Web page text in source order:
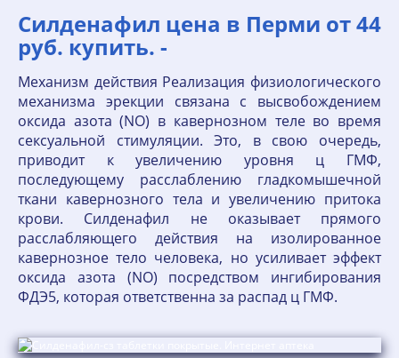
Силденафил цена в Перми от 44
руб. купить. -
Механизм действия Реализация физиологического
механизма эрекции связана с высвобождением
оксида азота (NO) в кавернозном теле во время
сексуальной стимуляции. Это, в свою очередь,
приводит к увеличению уровня ц ГМФ,
последующему расслаблению гладкомышечной
ткани кавернозного тела и увеличению притока
крови. Силденафил не оказывает прямого
расслабляющего действия на изолированное
кавернозное тело человека, но усиливает эффект
оксида азота (NO) посредством ингибирования
ФДЭ5, которая ответственна за распад ц ГМФ.